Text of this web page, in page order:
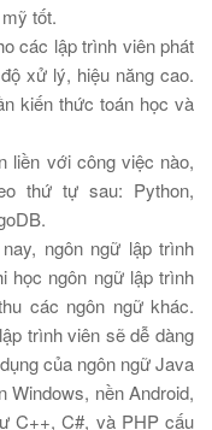
tốt.
các lập trình viên phát
xử lý, hiệu năng cao.
kiến thức toán học và
liền với công việc nào,
thứ tự sau: Python,
ngôn ngữ lập trình
học ngôn ngữ lập trình
các ngôn ngữ khác.
trình viên sẽ dễ dàng
của ngôn ngữ Java
Windows, nền Android,
C++, C#, và PHP cấu